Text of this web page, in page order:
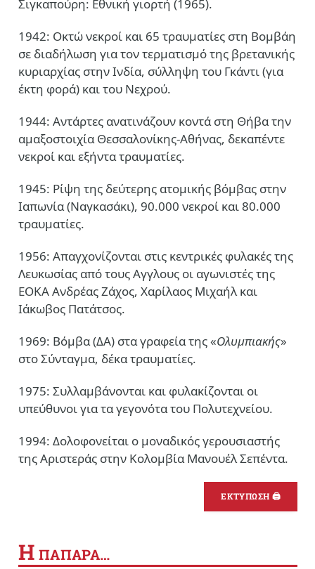
Σιγκαπούρη: Εθνική γιορτή (1965).
1942: Οκτώ νεκροί και 65 τραυματίες στη Βομβάη
σε διαδήλωση για τον τερματισμό της βρετανικής
κυριαρχίας στην Ινδία, σύλληψη του Γκάντι (για
έκτη φορά) και του Νεχρού.
1944: Αντάρτες ανατινάζουν κοντά στη Θήβα την
αμαξοστοιχία Θεσσαλονίκης-Αθήνας, δεκαπέντε
νεκροί και εξήντα τραυματίες.
1945: Ρίψη της δεύτερης ατομικής βόμβας στην
Ιαπωνία (Ναγκασάκι), 90.000 νεκροί και 80.000
τραυματίες.
1956: Απαγχονίζονται στις κεντρικές φυλακές της
Λευκωσίας από τους Αγγλους οι αγωνιστές της
ΕΟΚΑ Ανδρέας Ζάχος, Χαρίλαος Μιχαήλ και
Ιάκωβος Πατάτσος.
1969: Βόμβα (ΔΑ) στα γραφεία της «Ολυμπιακής»
στο Σύνταγμα, δέκα τραυματίες.
1975: Συλλαμβάνονται και φυλακίζονται οι
υπεύθυνοι για τα γεγονότα του Πολυτεχνείου.
1994: Δολοφονείται ο μοναδικός γερουσιαστής
της Αριστεράς στην Κολομβία Μανουέλ Σεπέντα.
ΕΚΤΥΠΩΣΗ 🖨
Η ΠΑΠΑΡΑ…